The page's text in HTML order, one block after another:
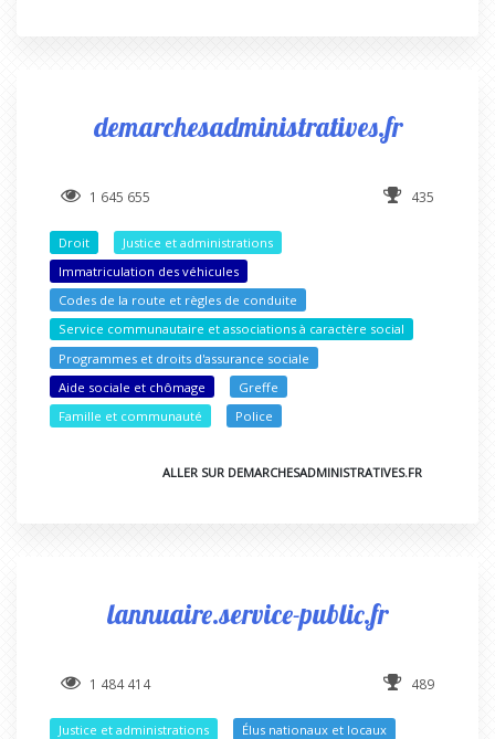
demarchesadministratives.fr
1 645 655 435
Droit
Justice et administrations
Immatriculation des véhicules
Codes de la route et règles de conduite
Service communautaire et associations à caractère social
Programmes et droits d'assurance sociale
Aide sociale et chômage
Greffe
Famille et communauté
Police
ALLER SUR DEMARCHESADMINISTRATIVES.FR
lannuaire.service-public.fr
1 484 414 489
Justice et administrations
Élus nationaux et locaux